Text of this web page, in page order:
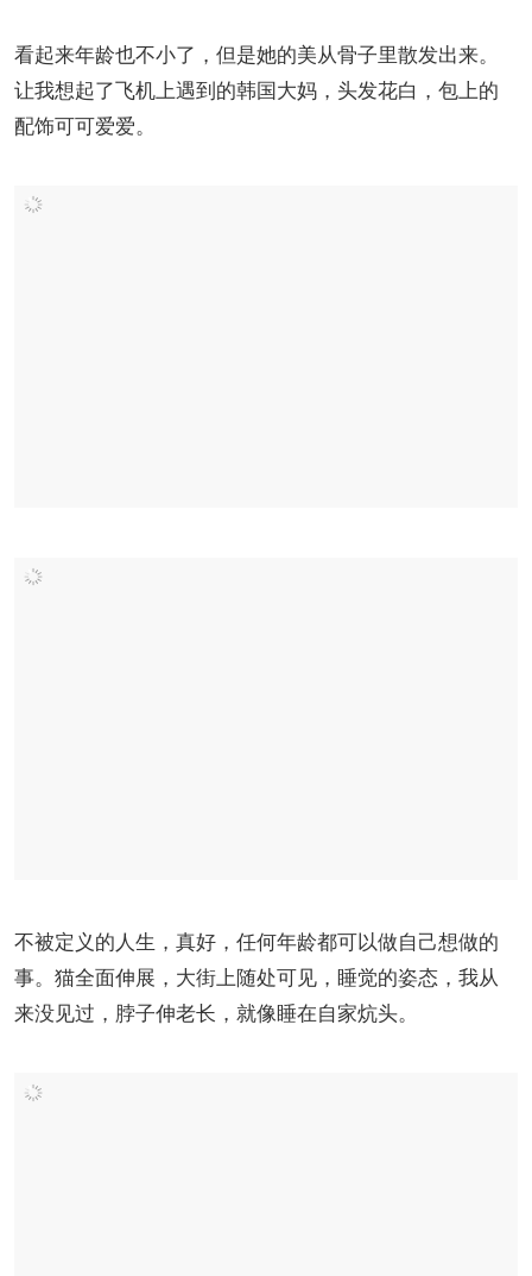
看起来年龄也不小了，但是她的美从骨子里散发出来。
让我想起了飞机上遇到的韩国大妈，头发花白，包上的
配饰可可爱爱。
不被定义的人生，真好，任何年龄都可以做自己想做的
事。猫全面伸展，大街上随处可见，睡觉的姿态，我从
来没见过，脖子伸老长，就像睡在自家炕头。